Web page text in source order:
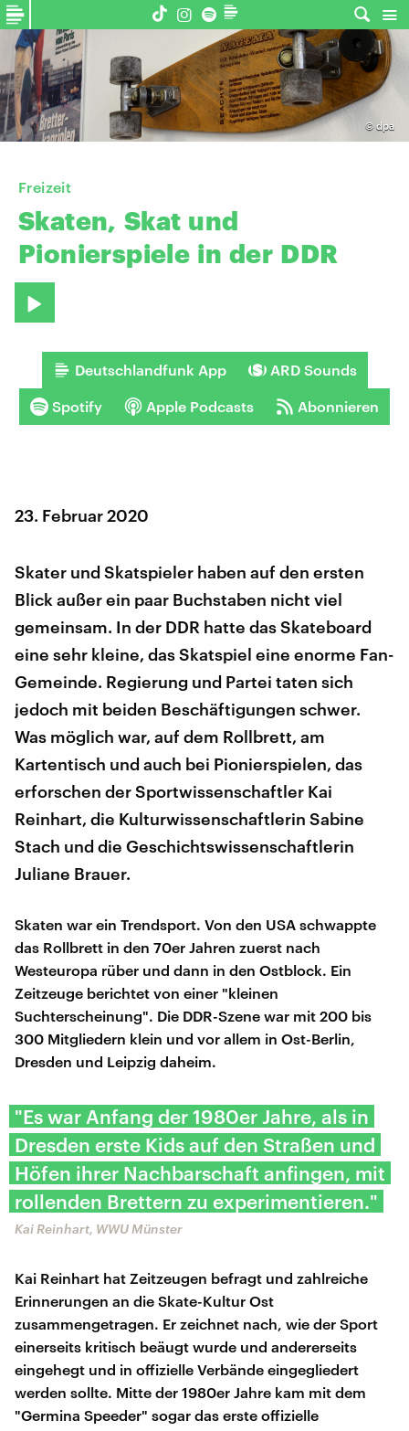
© dpa
Freizeit
Skaten, Skat und
Pionierspiele in der DDR
Deutschlandfunk App ARD Sounds
Spotify Apple Podcasts Abonnieren
23. Februar 2020
Skater und Skatspieler haben auf den ersten
Blick außer ein paar Buchstaben nicht viel
gemeinsam. In der DDR hatte das Skateboard
eine sehr kleine, das Skatspiel eine enorme Fan-
Gemeinde. Regierung und Partei taten sich
jedoch mit beiden Beschäftigungen schwer.
Was möglich war, auf dem Rollbrett, am
Kartentisch und auch bei Pionierspielen, das
erforschen der Sportwissenschaftler Kai
Reinhart, die Kulturwissenschaftlerin Sabine
Stach und die Geschichtswissenschaftlerin
Juliane Brauer.
Skaten war ein Trendsport. Von den USA schwappte
das Rollbrett in den 70er Jahren zuerst nach
Westeuropa rüber und dann in den Ostblock. Ein
Zeitzeuge berichtet von einer "kleinen
Suchterscheinung". Die DDR-Szene war mit 200 bis
300 Mitgliedern klein und vor allem in Ost-Berlin,
Dresden und Leipzig daheim.
"Es war Anfang der 1980er Jahre, als in
Dresden erste Kids auf den Straßen und
Höfen ihrer Nachbarschaft anfingen, mit
rollenden Brettern zu experimentieren."
Kai Reinhart, WWU Münster
Kai Reinhart hat Zeitzeugen befragt und zahlreiche
Erinnerungen an die Skate-Kultur Ost
zusammengetragen. Er zeichnet nach, wie der Sport
einerseits kritisch beäugt wurde und andererseits
eingehegt und in offizielle Verbände eingegliedert
werden sollte. Mitte der 1980er Jahre kam mit dem
"Germina Speeder" sogar das erste offizielle